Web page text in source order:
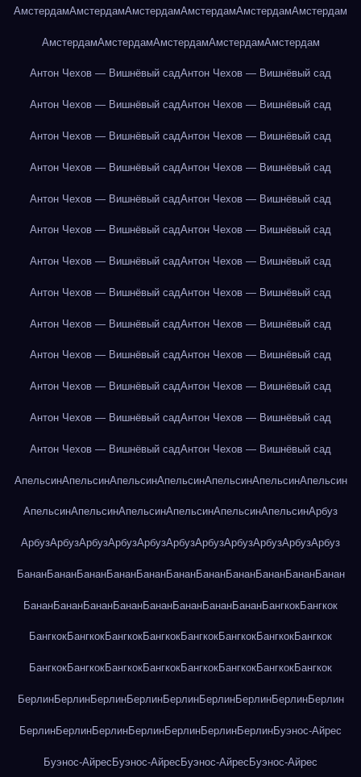
АмстердамАмстердамАмстердамАмстердамАмстердамАмстердам
АмстердамАмстердамАмстердамАмстердамАмстердам
Антон Чехов — Вишнёвый садАнтон Чехов — Вишнёвый сад
Антон Чехов — Вишнёвый садАнтон Чехов — Вишнёвый сад
Антон Чехов — Вишнёвый садАнтон Чехов — Вишнёвый сад
Антон Чехов — Вишнёвый садАнтон Чехов — Вишнёвый сад
Антон Чехов — Вишнёвый садАнтон Чехов — Вишнёвый сад
Антон Чехов — Вишнёвый садАнтон Чехов — Вишнёвый сад
Антон Чехов — Вишнёвый садАнтон Чехов — Вишнёвый сад
Антон Чехов — Вишнёвый садАнтон Чехов — Вишнёвый сад
Антон Чехов — Вишнёвый садАнтон Чехов — Вишнёвый сад
Антон Чехов — Вишнёвый садАнтон Чехов — Вишнёвый сад
Антон Чехов — Вишнёвый садАнтон Чехов — Вишнёвый сад
Антон Чехов — Вишнёвый садАнтон Чехов — Вишнёвый сад
Антон Чехов — Вишнёвый садАнтон Чехов — Вишнёвый сад
АпельсинАпельсинАпельсинАпельсинАпельсинАпельсинАпельсин
АпельсинАпельсинАпельсинАпельсинАпельсинАпельсинАрбуз
АрбузАрбузАрбузАрбузАрбузАрбузАрбузАрбузАрбузАрбузАрбуз
БананБананБананБананБананБананБананБананБананБананБанан
БананБананБананБананБананБананБананБананБангкокБангкок
БангкокБангкокБангкокБангкокБангкокБангкокБангкокБангкок
БангкокБангкокБангкокБангкокБангкокБангкокБангкокБангкок
БерлинБерлинБерлинБерлинБерлинБерлинБерлинБерлинБерлин
БерлинБерлинБерлинБерлинБерлинБерлинБерлинБуэнос-Айрес
Буэнос-АйресБуэнос-АйресБуэнос-АйресБуэнос-Айрес